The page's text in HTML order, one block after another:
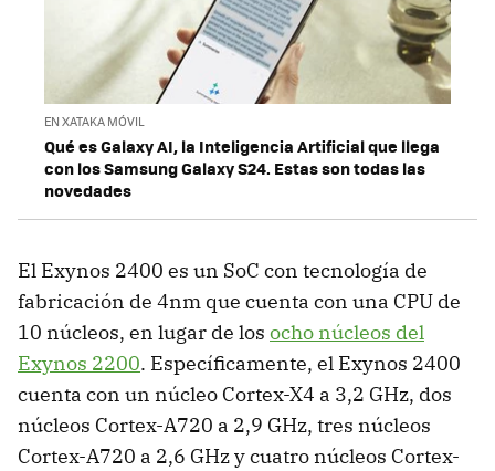
EN XATAKA MÓVIL
Qué es Galaxy AI, la Inteligencia Artificial que llega
con los Samsung Galaxy S24. Estas son todas las
novedades
El Exynos 2400 es un SoC con tecnología de
fabricación de 4nm que cuenta con una CPU de
10 núcleos, en lugar de los ocho núcleos del
Exynos 2200. Específicamente, el Exynos 2400
cuenta con un núcleo Cortex-X4 a 3,2 GHz, dos
núcleos Cortex-A720 a 2,9 GHz, tres núcleos
Cortex-A720 a 2,6 GHz y cuatro núcleos Cortex-